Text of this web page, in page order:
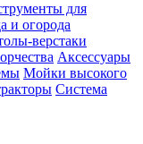
для
и огорода
верстаки
Аксессуары
Мойки высокого
Система